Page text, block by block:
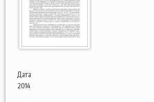
Дата
2014